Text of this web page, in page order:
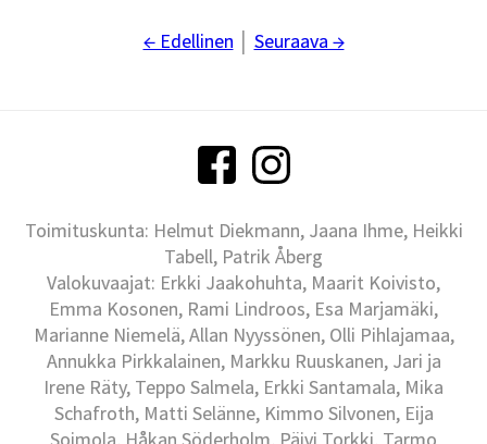
← Edellinen Seuraava →
Toimituskunta: Helmut Diekmann, Jaana Ihme, Heikki
Tabell, Patrik Åberg
Valokuvaajat: Erkki Jaakohuhta, Maarit Koivisto,
Emma Kosonen, Rami Lindroos, Esa Marjamäki,
Marianne Niemelä, Allan Nyyssönen, Olli Pihlajamaa,
Annukka Pirkkalainen, Markku Ruuskanen, Jari ja
Irene Räty, Teppo Salmela, Erkki Santamala, Mika
Schafroth, Matti Selänne, Kimmo Silvonen, Eija